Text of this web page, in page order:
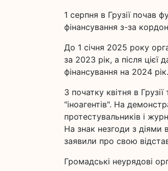
1 серпня в Грузії почав
фінансування з-за
До 1 січня 2025 року
за 2023 рік, а після
фінансування на 2024 рік.
З початку квітня в
"іноагентів". На
протестувальників і
На знак незгоди з діями
заявили про свою
Громадські неурядові